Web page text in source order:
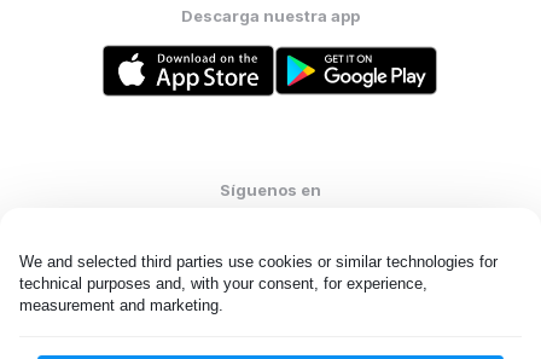
We and selected third parties use cookies or similar technologies for
technical purposes and, with your consent, for experience,
measurement and marketing.
Descarga nuestra app
Síguenos en